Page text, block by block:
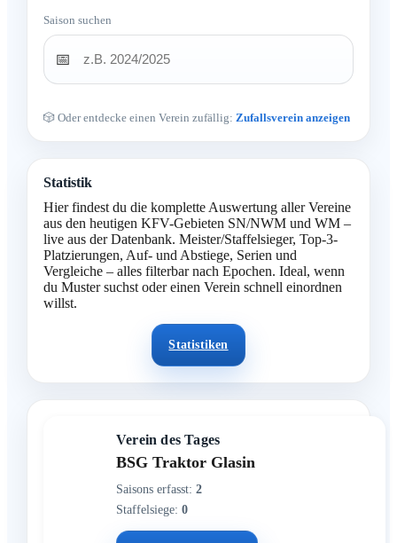
Saison suchen
📅
🎲 Oder entdecke einen Verein zufällig: Zufallsverein anzeigen
Statistik
Hier findest du die komplette Auswertung aller Vereine
aus den heutigen KFV-Gebieten SN/NWM und WM –
live aus der Datenbank. Meister/Staffelsieger, Top-3-
Platzierungen, Auf- und Abstiege, Serien und
Vergleiche – alles filterbar nach Epochen. Ideal, wenn
du Muster suchst oder einen Verein schnell einordnen
willst.
Statistiken
Verein des Tages
BSG Traktor Glasin
Saisons erfasst: 2
Staffelsiege: 0